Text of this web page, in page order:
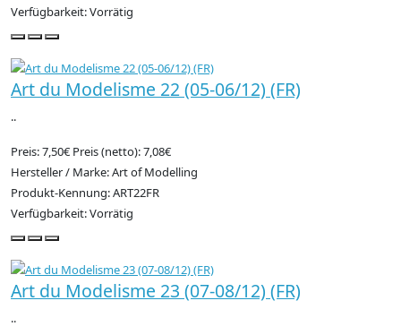
Verfügbarkeit: Vorrätig
Art du Modelisme 22 (05-06/12) (FR)
..
Preis: 7,50€ Preis (netto): 7,08€
Hersteller / Marke: Art of Modelling
Produkt-Kennung: ART22FR
Verfügbarkeit: Vorrätig
Art du Modelisme 23 (07-08/12) (FR)
..